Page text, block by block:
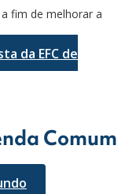
fim de melhorar a
da EFC de
Comum